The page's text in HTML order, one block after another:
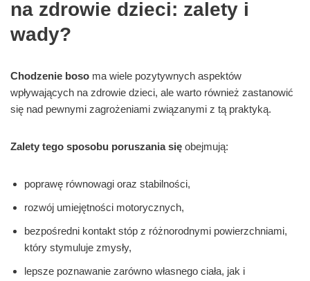
na zdrowie dzieci: zalety i
wady?
Chodzenie boso ma wiele pozytywnych aspektów
wpływających na zdrowie dzieci, ale warto również zastanowić
się nad pewnymi zagrożeniami związanymi z tą praktyką.
Zalety tego sposobu poruszania się obejmują:
poprawę równowagi oraz stabilności,
rozwój umiejętności motorycznych,
bezpośredni kontakt stóp z różnorodnymi powierzchniami,
który stymuluje zmysły,
lepsze poznawanie zarówno własnego ciała, jak i